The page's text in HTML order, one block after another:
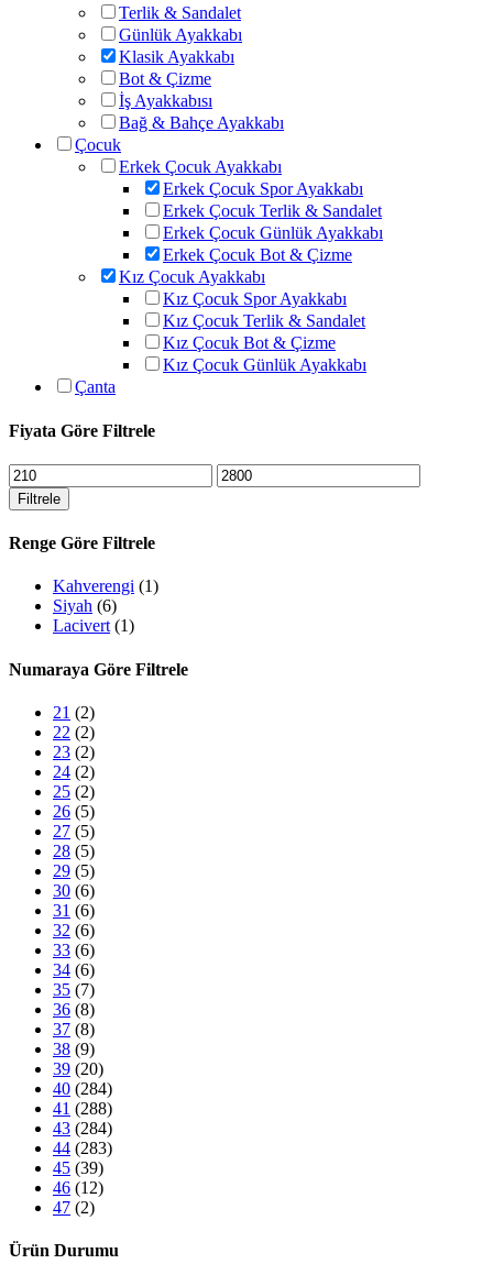
Terlik & Sandalet
Günlük Ayakkabı
Klasik Ayakkabı
Bot & Çizme
İş Ayakkabısı
Bağ & Bahçe Ayakkabı
Çocuk
Erkek Çocuk Ayakkabı
Erkek Çocuk Spor Ayakkabı
Erkek Çocuk Terlik & Sandalet
Erkek Çocuk Günlük Ayakkabı
Erkek Çocuk Bot & Çizme
Kız Çocuk Ayakkabı
Kız Çocuk Spor Ayakkabı
Kız Çocuk Terlik & Sandalet
Kız Çocuk Bot & Çizme
Kız Çocuk Günlük Ayakkabı
Çanta
Fiyata Göre Filtrele
En
düşük
fiyat
En
yüksek
Filtrele
Renge Göre Filtrele
Kahverengi (1)
Siyah (6)
Lacivert (1)
Numaraya Göre Filtrele
21 (2)
22 (2)
23 (2)
24 (2)
25 (2)
26 (5)
27 (5)
28 (5)
29 (5)
30 (6)
31 (6)
32 (6)
33 (6)
34 (6)
35 (7)
36 (8)
37 (8)
38 (9)
39 (20)
40 (284)
41 (288)
43 (284)
44 (283)
45 (39)
46 (12)
47 (2)
Ürün Durumu